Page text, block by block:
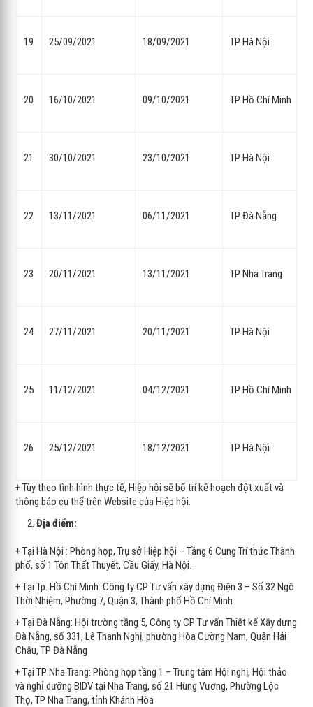
19 25/09/2021 18/09/2021 TP Hà Nội
20 16/10/2021 09/10/2021 TP Hồ Chí Minh
21 30/10/2021 23/10/2021 TP Hà Nội
22 13/11/2021 06/11/2021 TP Đà Nẵng
23 20/11/2021 13/11/2021 TP Nha Trang
24 27/11/2021 20/11/2021 TP Hà Nội
25 11/12/2021 04/12/2021 TP Hồ Chí Minh
26 25/12/2021 18/12/2021 TP Hà Nội
+ Tùy theo tình hình thực tế, Hiệp hội sẽ bố trí kế hoạch đột xuất và
thông báo cụ thể trên Website của Hiệp hội.
Địa điểm:
+ Tại Hà Nội : Phòng họp, Trụ sở Hiệp hội – Tầng 6 Cung Trí thức Thành
phố, số 1 Tôn Thất Thuyết, Cầu Giấy, Hà Nội.
+ Tại Tp. Hồ Chí Minh: Công ty CP Tư vấn xây dựng Điện 3 – Số 32 Ngô
Thời Nhiệm, Phường 7, Quận 3, Thành phố Hồ Chí Minh
+ Tại Đà Nẵng: Hội trường tầng 5, Công ty CP Tư vấn Thiết kế Xây dựng
Đà Nẵng, số 331, Lê Thanh Nghị, phường Hòa Cường Nam, Quận Hải
Châu, TP Đà Nẵng
+ Tại TP Nha Trang: Phòng họp tầng 1 – Trung tâm Hội nghị, Hội thảo
và nghỉ dưỡng BIDV tại Nha Trang, số 21 Hùng Vương, Phường Lộc
Thọ, TP Nha Trang, tỉnh Khánh Hòa